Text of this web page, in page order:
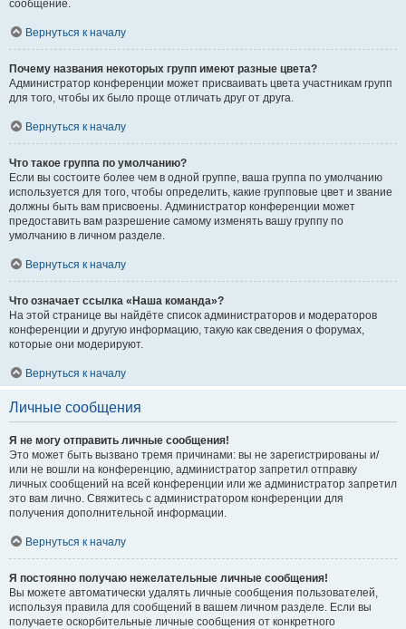
сообщение.
Вернуться к началу
Почему названия некоторых групп имеют разные цвета?
Администратор конференции может присваивать цвета участникам групп
для того, чтобы их было проще отличать друг от друга.
Вернуться к началу
Что такое группа по умолчанию?
Если вы состоите более чем в одной группе, ваша группа по умолчанию
используется для того, чтобы определить, какие групповые цвет и звание
должны быть вам присвоены. Администратор конференции может
предоставить вам разрешение самому изменять вашу группу по
умолчанию в личном разделе.
Вернуться к началу
Что означает ссылка «Наша команда»?
На этой странице вы найдёте список администраторов и модераторов
конференции и другую информацию, такую как сведения о форумах,
которые они модерируют.
Вернуться к началу
Личные сообщения
Я не могу отправить личные сообщения!
Это может быть вызвано тремя причинами: вы не зарегистрированы и/
или не вошли на конференцию, администратор запретил отправку
личных сообщений на всей конференции или же администратор запретил
это вам лично. Свяжитесь с администратором конференции для
получения дополнительной информации.
Вернуться к началу
Я постоянно получаю нежелательные личные сообщения!
Вы можете автоматически удалять личные сообщения пользователей,
используя правила для сообщений в вашем личном разделе. Если вы
получаете оскорбительные личные сообщения от конкретного